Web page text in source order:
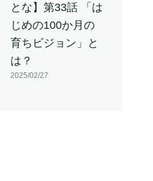
とな】第33話 「は
じめの100か月の
育ちビジョン」と
は？
2025/02/27